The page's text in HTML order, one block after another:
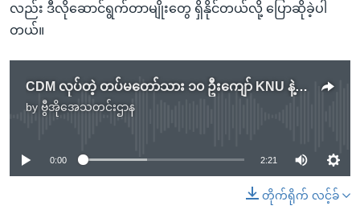
လည်း ဒီလိုဆောင်ရွက်တာမျိုးတွေ ရှိနိုင်တယ်လို့ ပြောဆိုခဲ့ပါ
တယ်။
CDM လုပ်တဲ့ တပ်မတော်သား ၁၀ ဦးကျော် KNU နဲ့ ပူးပေါင်းလာ
by ဗွီအိုအေသတင်းဌာန
No media source currently available
0:00 2:21
တိုက်ရိုက် လင့်ခ်